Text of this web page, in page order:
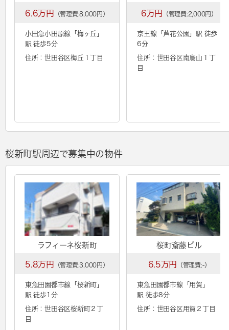
6.6万円 （管理費:8,000円）
小田急小田原線「 梅ヶ丘 」
駅 徒歩5分
住所：世田谷区梅丘１丁目
6万円 （管理費:2,000円）
京王線「芦花公園 」駅 徒歩
6分
住所：世田谷区南烏山１丁
目
桜新町駅周辺で募集中の物件
ラフィーネ桜新町
5.8万円 （管理費:3,000円）
東急田園都市線「 桜新町 」
駅 徒歩1分
住所：世田谷区桜新町２丁
目
桜町斎藤ビル
6.5万円 （管理費:-）
東急田園都市線「 用賀 」
駅 徒歩8分
住所：世田谷区用賀２丁目